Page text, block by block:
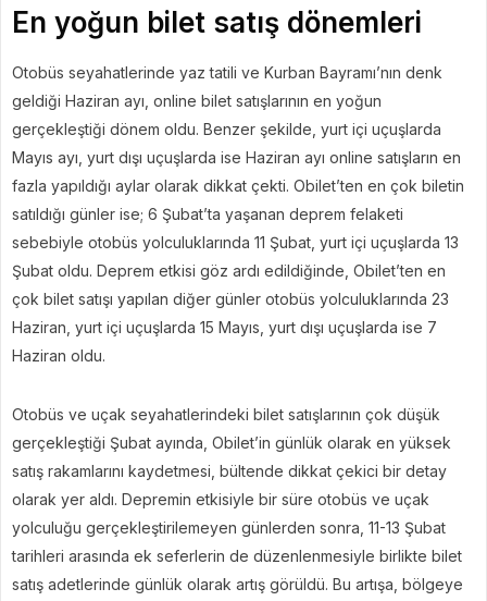
En yoğun bilet satış dönemleri
Otobüs seyahatlerinde yaz tatili ve Kurban Bayramı’nın denk
geldiği Haziran ayı, online bilet satışlarının en yoğun
gerçekleştiği dönem oldu. Benzer şekilde, yurt içi uçuşlarda
Mayıs ayı, yurt dışı uçuşlarda ise Haziran ayı online satışların en
fazla yapıldığı aylar olarak dikkat çekti. Obilet’ten en çok biletin
satıldığı günler ise; 6 Şubat’ta yaşanan deprem felaketi
sebebiyle otobüs yolculuklarında 11 Şubat, yurt içi uçuşlarda 13
Şubat oldu. Deprem etkisi göz ardı edildiğinde, Obilet’ten en
çok bilet satışı yapılan diğer günler otobüs yolculuklarında 23
Haziran, yurt içi uçuşlarda 15 Mayıs, yurt dışı uçuşlarda ise 7
Haziran oldu.
Otobüs ve uçak seyahatlerindeki bilet satışlarının çok düşük
gerçekleştiği Şubat ayında, Obilet’in günlük olarak en yüksek
satış rakamlarını kaydetmesi, bültende dikkat çekici bir detay
olarak yer aldı. Depremin etkisiyle bir süre otobüs ve uçak
yolculuğu gerçekleştirilemeyen günlerden sonra, 11-13 Şubat
tarihleri arasında ek seferlerin de düzenlenmesiyle birlikte bilet
satış adetlerinde günlük olarak artış görüldü. Bu artışa, bölgeye